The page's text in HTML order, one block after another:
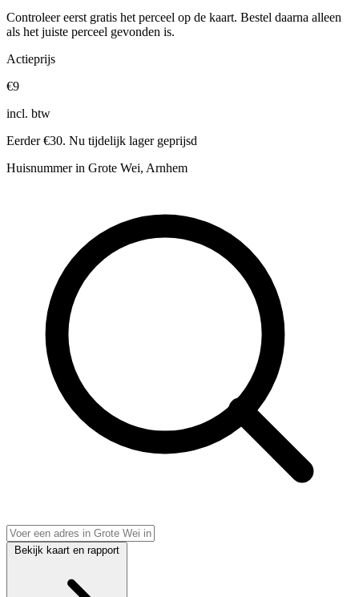
Controleer eerst gratis het perceel op de kaart. Bestel daarna alleen
als het juiste perceel gevonden is.
Actieprijs
€9
incl. btw
Eerder €30. Nu tijdelijk lager geprijsd
Huisnummer in Grote Wei, Arnhem
Bekijk kaart en rapport